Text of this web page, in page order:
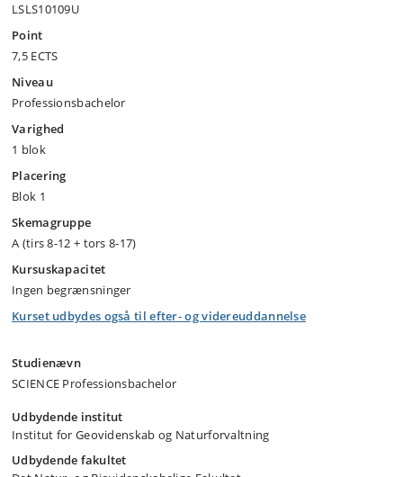
LSLS10109U
Point
7,5 ECTS
Niveau
Professionsbachelor
Varighed
1 blok
Placering
Blok 1
Skemagruppe
A (tirs 8-12 + tors 8-17)
Kursuskapacitet
Ingen begrænsninger
Kurset udbydes også til efter- og videreuddannelse
Studienævn
SCIENCE Professionsbachelor
Udbydende institut
Institut for Geovidenskab og Naturforvaltning
Udbydende fakultet